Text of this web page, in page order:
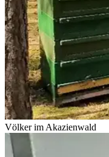
Völker im Akazienwald